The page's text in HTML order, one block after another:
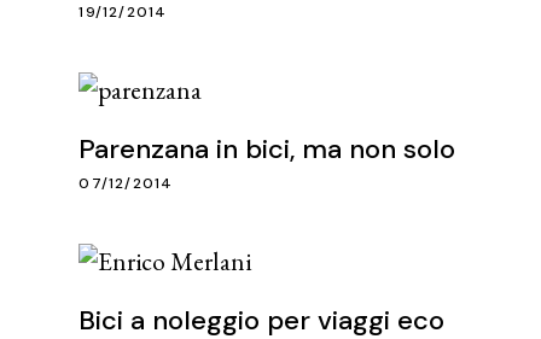
19/12/2014
Parenzana in bici, ma non solo
07/12/2014
Bici a noleggio per viaggi eco